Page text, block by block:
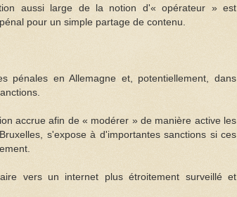
aussi large de la notion d'« opérateur » est
pour un simple partage de contenu.
pénales en Allemagne et, potentiellement, dans
accrue afin de « modérer » de manière active les
s'expose à d'importantes sanctions si ces
vers un internet plus étroitement surveillé et